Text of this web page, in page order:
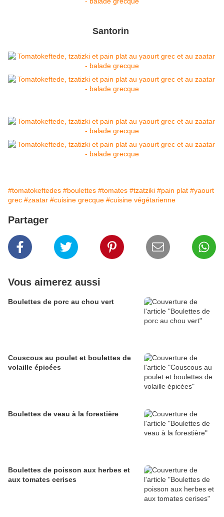
Santorin
#tomatokeftedes #boulettes #tomates #tzatziki #pain plat #yaourt
grec #zaatar #cuisine grecque #cuisine végétarienne
Partager
Vous aimerez aussi
Boulettes de porc au chou vert
Couscous au poulet et boulettes de
volaille épicées
Boulettes de veau à la forestière
Boulettes de poisson aux herbes et
aux tomates cerises